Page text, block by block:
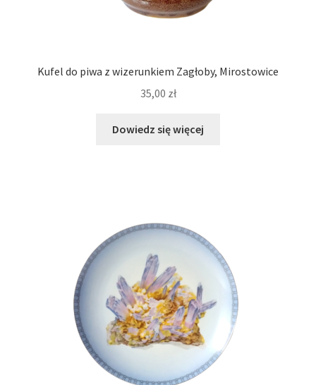
Kufel do piwa z wizerunkiem Zagłoby, Mirostowice
35,00 zł
Dowiedz się więcej